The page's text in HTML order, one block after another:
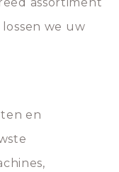
we uw
en